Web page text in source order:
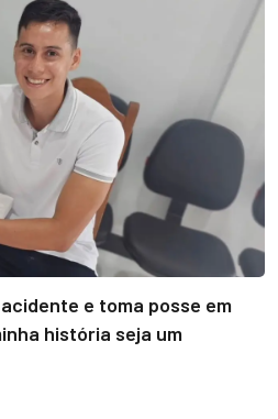
e toma posse em
história seja um